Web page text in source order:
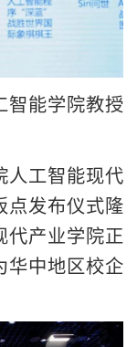
智能学院教授
人工智能现代
点发布仪式隆
代产业学院正
华中地区校企